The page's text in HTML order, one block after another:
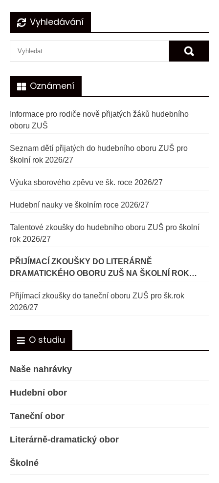
Navigace
pro
příspěvek
Vyhledávání
Oznámení
Informace pro rodiče nově přijatých žáků hudebního
oboru ZUŠ
Seznam dětí přijatých do hudebního oboru ZUŠ pro
školní rok 2026/27
Výuka sborového zpěvu ve šk. roce 2026/27
Hudební nauky ve školním roce 2026/27
Talentové zkoušky do hudebního oboru ZUŠ pro školní
rok 2026/27
PŘIJÍMACÍ ZKOUŠKY DO LITERÁRNĚ
DRAMATICKÉHO OBORU ZUŠ NA ŠKOLNÍ ROK
Přijímací zkoušky do taneční oboru ZUŠ pro šk.rok
2026/27
O studiu
Naše nahrávky
Hudební obor
Taneční obor
Literárně-dramatický obor
Školné